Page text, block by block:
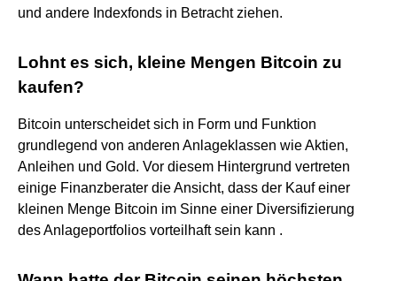
und andere Indexfonds in Betracht ziehen.
Lohnt es sich, kleine Mengen Bitcoin zu
kaufen?
Bitcoin unterscheidet sich in Form und Funktion
grundlegend von anderen Anlageklassen wie Aktien,
Anleihen und Gold. Vor diesem Hintergrund vertreten
einige Finanzberater die Ansicht, dass der Kauf einer
kleinen Menge Bitcoin im Sinne einer Diversifizierung
des Anlageportfolios vorteilhaft sein kann .